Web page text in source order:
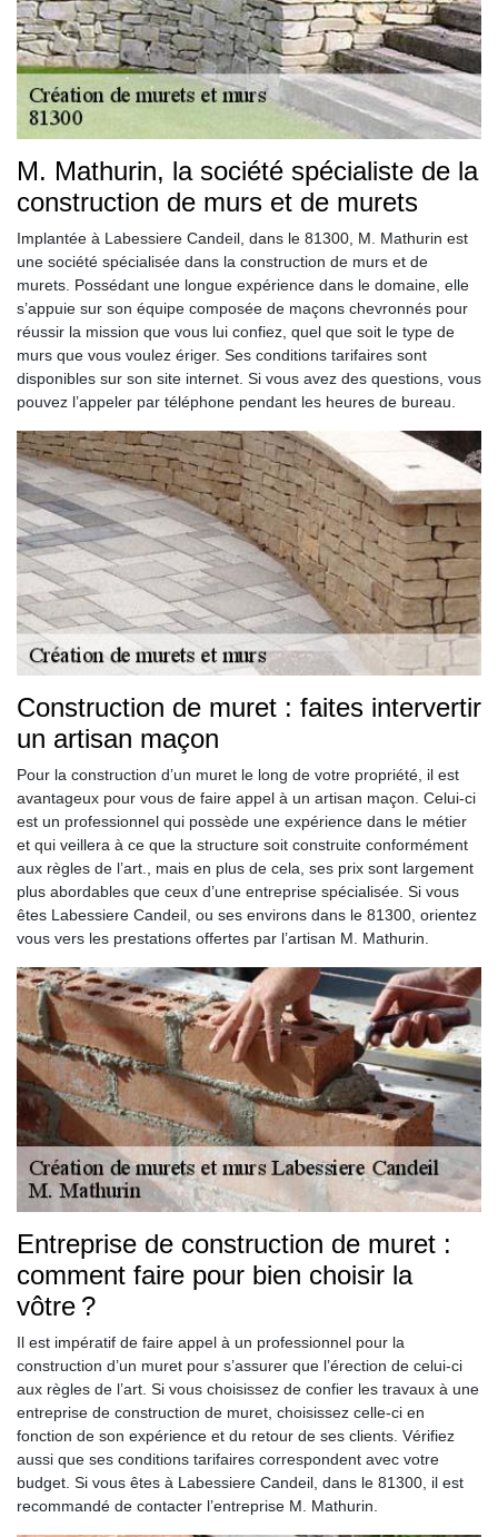
M. Mathurin, la société spécialiste de la
construction de murs et de murets
Implantée à Labessiere Candeil, dans le 81300, M. Mathurin est
une société spécialisée dans la construction de murs et de
murets. Possédant une longue expérience dans le domaine, elle
s’appuie sur son équipe composée de maçons chevronnés pour
réussir la mission que vous lui confiez, quel que soit le type de
murs que vous voulez ériger. Ses conditions tarifaires sont
disponibles sur son site internet. Si vous avez des questions, vous
pouvez l’appeler par téléphone pendant les heures de bureau.
Construction de muret : faites intervertir
un artisan maçon
Pour la construction d’un muret le long de votre propriété, il est
avantageux pour vous de faire appel à un artisan maçon. Celui-ci
est un professionnel qui possède une expérience dans le métier
et qui veillera à ce que la structure soit construite conformément
aux règles de l’art., mais en plus de cela, ses prix sont largement
plus abordables que ceux d’une entreprise spécialisée. Si vous
êtes Labessiere Candeil, ou ses environs dans le 81300, orientez
vous vers les prestations offertes par l’artisan M. Mathurin.
Entreprise de construction de muret :
comment faire pour bien choisir la
vôtre ?
Il est impératif de faire appel à un professionnel pour la
construction d’un muret pour s’assurer que l’érection de celui-ci
aux règles de l’art. Si vous choisissez de confier les travaux à une
entreprise de construction de muret, choisissez celle-ci en
fonction de son expérience et du retour de ses clients. Vérifiez
aussi que ses conditions tarifaires correspondent avec votre
budget. Si vous êtes à Labessiere Candeil, dans le 81300, il est
recommandé de contacter l’entreprise M. Mathurin.